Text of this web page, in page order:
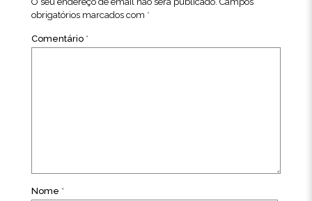
obrigatórios marcados com *
Comentário *
Nome *